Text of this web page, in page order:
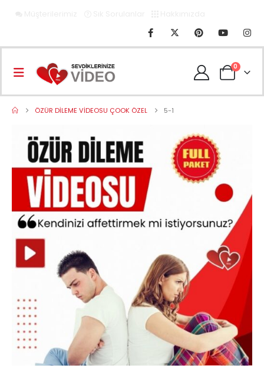
0
ÖZÜR DILEME VIDEOSU ÇOOK ÖZEL 5-1